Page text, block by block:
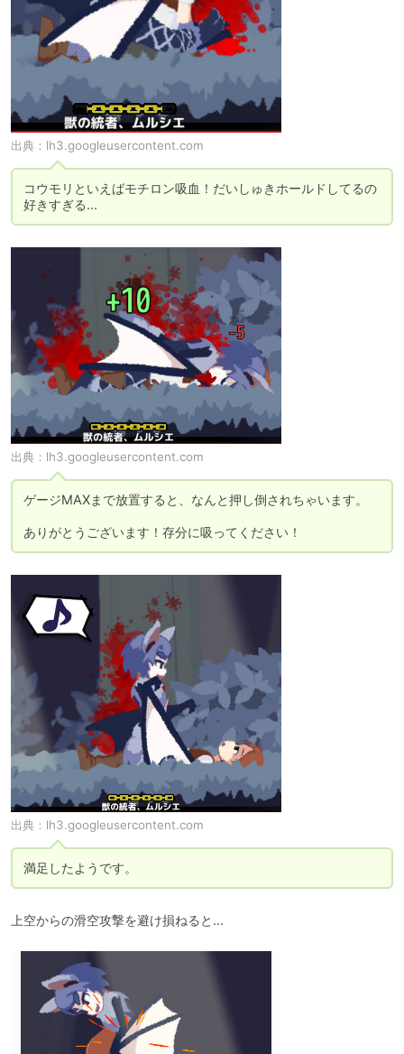
出典： lh3.googleusercontent.com
コウモリといえばモチロン吸血！だいしゅきホールドしてるの
好きすぎる...
出典： lh3.googleusercontent.com
ゲージMAXまで放置すると、なんと押し倒されちゃいます。
ありがとうございます！存分に吸ってください！
出典： lh3.googleusercontent.com
満足したようです。
上空からの滑空攻撃を避け損ねると...